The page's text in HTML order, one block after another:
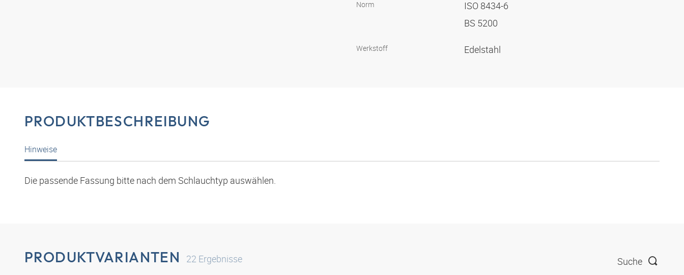
Norm
ISO 8434-6
BS 5200
Werkstoff Edelstahl
PRODUKTBESCHREIBUNG
Hinweise
Die passende Fassung bitte nach dem Schlauchtyp auswählen.
PRODUKTVARIANTEN 22 Ergebnisse Suche